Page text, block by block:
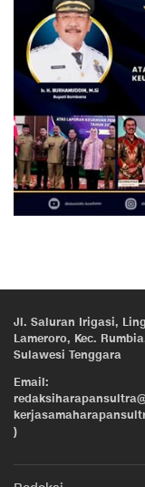
Jl. Saluran Irigasi,
Lameroro, Kec.
Sulawesi Tenggara
Email:
)